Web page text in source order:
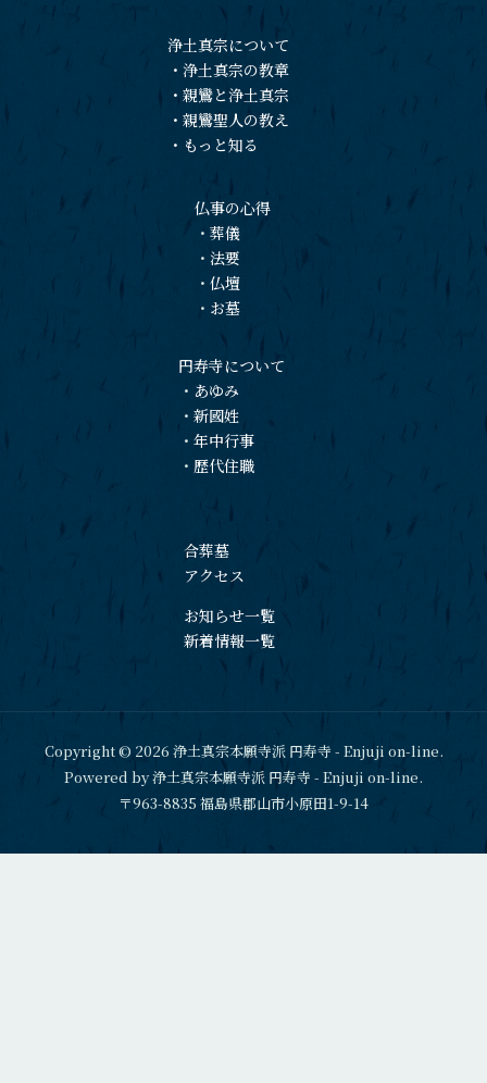
浄土真宗について
・浄土真宗の教章
・親鸞と浄土真宗
・親鸞聖人の教え
・ もっと知る
仏事の心得
・葬儀
・法要
・仏壇
・ お墓
円寿寺について
・ あゆみ
・新國姓
・年中行事
・ 歴代住職
合葬墓
アクセス
お知らせ一覧
新着情報一覧
Copyright © 2026 浄土真宗本願寺派 円寿寺 - Enjuji on-line.
Powered by 浄土真宗本願寺派 円寿寺 - Enjuji on-line.
〒963-8835 福島県郡山市小原田1-9-14